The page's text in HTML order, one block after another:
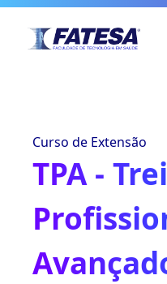
Curso de Extensão
TPA -